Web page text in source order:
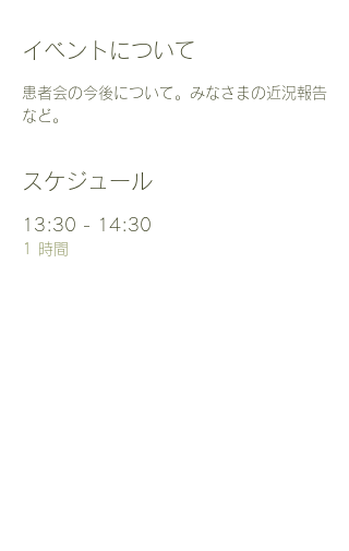
イベントについて
患者会の今後について。みなさまの近況報告
など。
スケジュール
13:30 - 14:30
1 時間